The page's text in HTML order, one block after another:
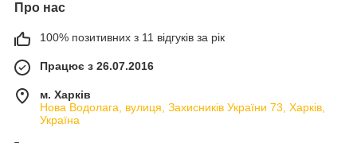
Про нас
100% позитивних з 11 відгуків за рік
Працює з 26.07.2016
м. Харків
Нова Водолага, вулиця, Захисників України 73, Харків,
Україна